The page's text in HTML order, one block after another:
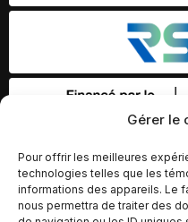
Gérer le
Pour offrir les meilleures
technologies telles que les
informations des appareils. Le
nous permettra de traiter des